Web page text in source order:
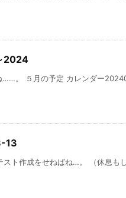
2024
……。 ５月の予定 カレンダー
13
ト作成をせねばね…。 （休息も